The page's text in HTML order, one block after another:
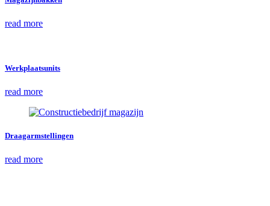
read more
Werkplaatsunits
read more
Draagarmstellingen
read more